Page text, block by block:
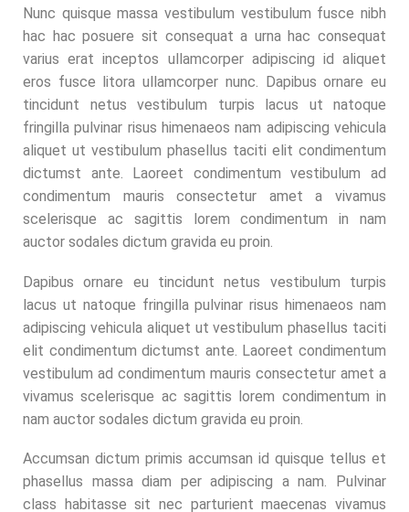
Nunc quisque massa vestibulum vestibulum fusce nibh
hac hac posuere sit consequat a urna hac consequat
varius erat inceptos ullamcorper adipiscing id aliquet
eros fusce litora ullamcorper nunc. Dapibus ornare eu
tincidunt netus vestibulum turpis lacus ut natoque
fringilla pulvinar risus himenaeos nam adipiscing vehicula
aliquet ut vestibulum phasellus taciti elit condimentum
dictumst ante. Laoreet condimentum vestibulum ad
condimentum mauris consectetur amet a vivamus
scelerisque ac sagittis lorem condimentum in nam
auctor sodales dictum gravida eu proin.
Dapibus ornare eu tincidunt netus vestibulum turpis
lacus ut natoque fringilla pulvinar risus himenaeos nam
adipiscing vehicula aliquet ut vestibulum phasellus taciti
elit condimentum dictumst ante. Laoreet condimentum
vestibulum ad condimentum mauris consectetur amet a
vivamus scelerisque ac sagittis lorem condimentum in
nam auctor sodales dictum gravida eu proin.
Accumsan dictum primis accumsan id quisque tellus et
phasellus massa diam per adipiscing a nam. Pulvinar
class habitasse sit nec parturient maecenas vivamus